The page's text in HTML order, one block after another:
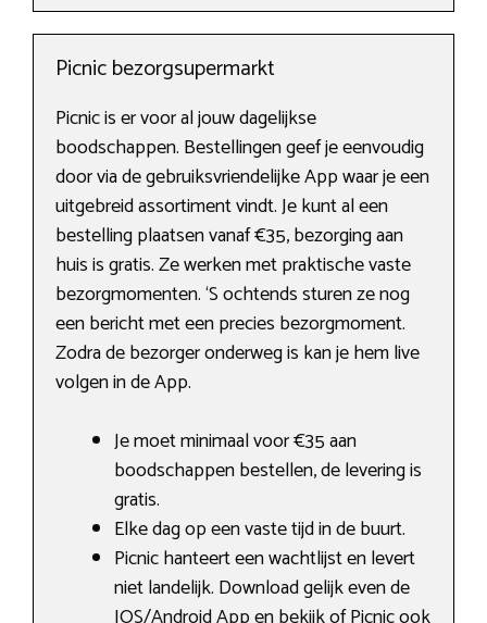
Picnic bezorgsupermarkt
Picnic is er voor al jouw dagelijkse
boodschappen. Bestellingen geef je eenvoudig
door via de gebruiksvriendelijke App waar je een
uitgebreid assortiment vindt. Je kunt al een
bestelling plaatsen vanaf €35, bezorging aan
huis is gratis. Ze werken met praktische vaste
bezorgmomenten. ‘S ochtends sturen ze nog
een bericht met een precies bezorgmoment.
Zodra de bezorger onderweg is kan je hem live
volgen in de App.
Je moet minimaal voor €35 aan
boodschappen bestellen, de levering is
gratis.
Elke dag op een vaste tijd in de buurt.
Picnic hanteert een wachtlijst en levert
niet landelijk. Download gelijk even de